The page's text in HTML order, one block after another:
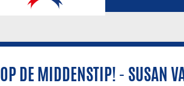
OP DE MIDDENSTIP! - SUSAN